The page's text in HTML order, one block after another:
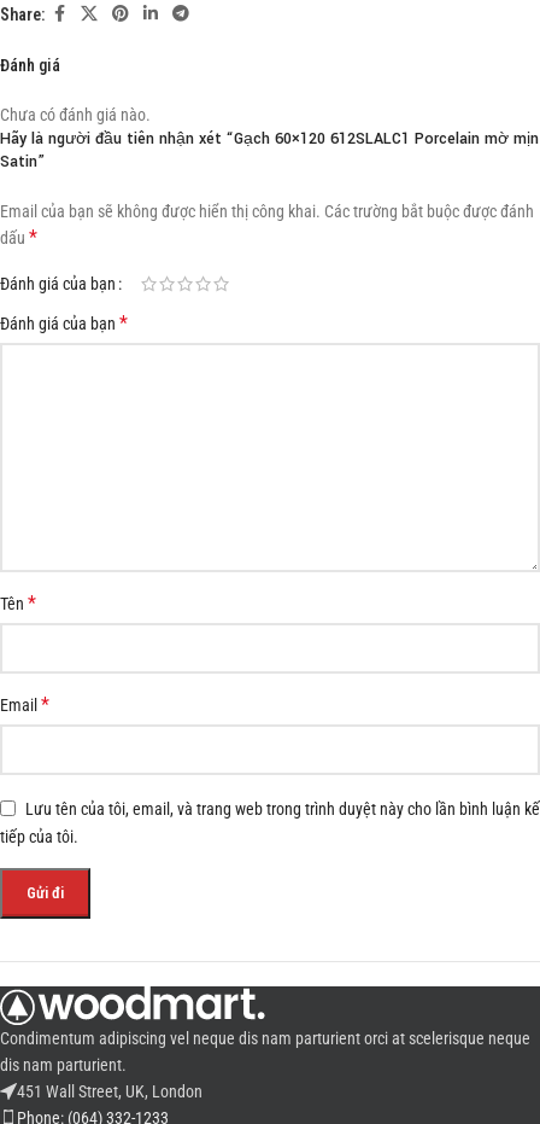
Share:
Đánh giá
Chưa có đánh giá nào.
Hãy là người đầu tiên nhận xét “Gạch 60×120 612SLALC1 Porcelain mờ mịn
Satin”
Email của bạn sẽ không được hiển thị công khai. Các trường bắt buộc được đánh
dấu *
Đánh giá của bạn
Đánh giá của bạn *
Tên *
Email *
Lưu tên của tôi, email, và trang web trong trình duyệt này cho lần bình luận kế
tiếp của tôi.
Condimentum adipiscing vel neque dis nam parturient orci at scelerisque neque
dis nam parturient.
451 Wall Street, UK, London
Phone: (064) 332-1233